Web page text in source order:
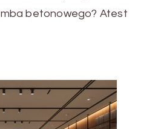
betonowego? Atest